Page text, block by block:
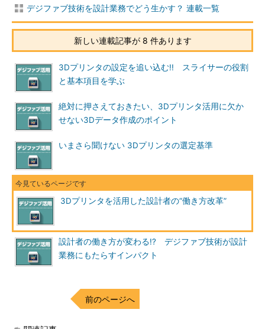
デジファブ技術を設計業務でどう生かす？ 連載一覧
新しい連載記事が 8 件あります
3Dプリンタの設定を追い込む!! スライサーの役割
と基本項目を学ぶ
絶対に押さえておきたい、3Dプリンタ活用に欠か
せない3Dデータ作成のポイント
いまさら聞けない 3Dプリンタの選定基準
3Dプリンタを活用した設計者の“働き方改革”
設計者の働き方が変わる!? デジファブ技術が設計
業務にもたらすインパクト
前のページへ